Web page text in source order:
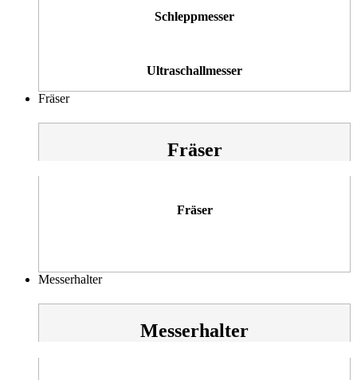
Schleppmesser
Ultraschallmesser
Fräser
Fräser
Fräser
Messerhalter
Messerhalter